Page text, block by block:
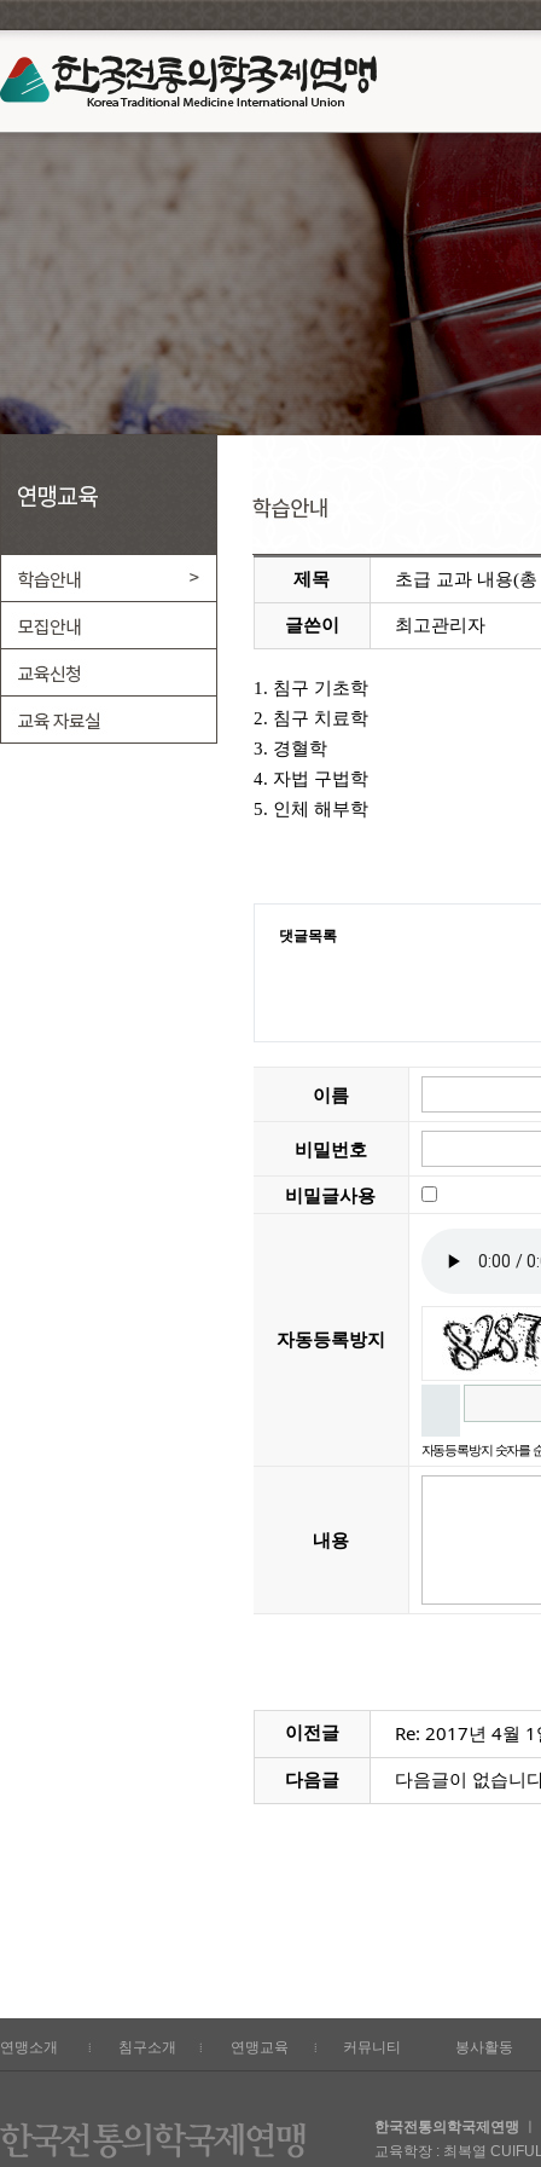
제목 초급 교과 내용(
글쓴이 최고관리자
1. 침구 기초학
2. 침구 치료학
3. 경혈학
4. 자법 구법학
5. 인체 해부학
댓글목록
이름
비밀번호
비밀글사용
자동등록방지
자동등록방지 숫자를
내용
이전글 Re: 2017년 4월
다음글 다음글이 없습니
연맹소개 침구소개 연맹교육 커뮤니티 봉사활동
한국전통의학국제연맹
교육학장 : 최복열